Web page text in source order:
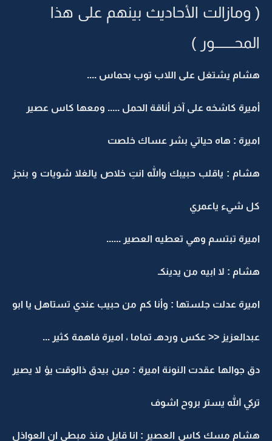
( ومازالت الأحاديث بينهم على هذا
المحــــــــور )
هشام يشتغل على اللاب توب بحماس ....
أميرة كاشخه على آخر أناقة الحمل ..... ومعها كاس عصير
اميرة : هاه حياتي بشر عساك خلصت
هشام : ياقلب حبيبك والله انتِ خلاص يالغلا شويات و بنجز
كل شيء ياعمري
اميرة تبتسم وهي تعطيه العصير ......
هشام : لا ابيه من يدينكـ
اميرة عدلت جلستها : وأنا كم من حبيب عندي تستاهل يا ابو
عبدالعزيز << عكس وردهـ تماما ، اميرة فاهمة كثير ...
دق جوالها عقدت النونة اميرة : مين بيدق ذالوقت يؤ لا يصير
تركي الله يستر بروح اشوف
هشام مسك كاس العصير : انا قايل منذ مبطي ان العواذل